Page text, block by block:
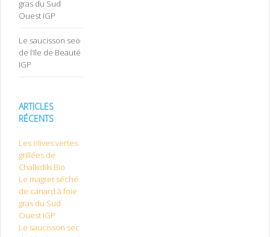
gras du Sud
Ouest IGP
Le saucisson sec
de l’Ile de Beauté
IGP
ARTICLES
RÉCENTS
Les olives vertes
grillées de
Chalkidiki Bio
Le magret séché
de canard à foie
gras du Sud
Ouest IGP
Le saucisson sec